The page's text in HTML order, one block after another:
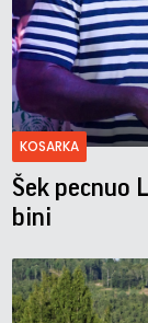
KOSARKA
Šek pecnuo
bini